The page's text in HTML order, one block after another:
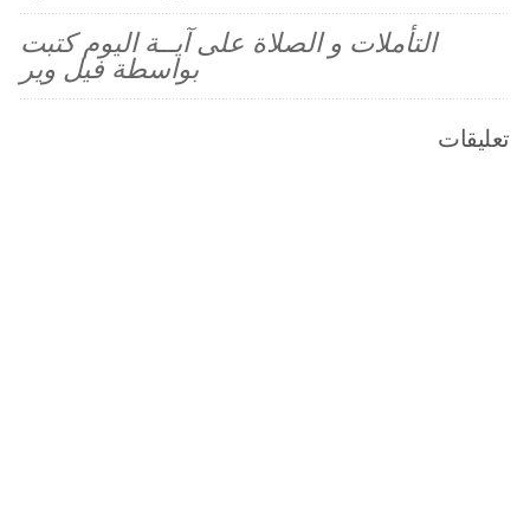
التأملات و الصلاة على آيــة اليوم كتبت
بواسطة فيل وير
تعليقات